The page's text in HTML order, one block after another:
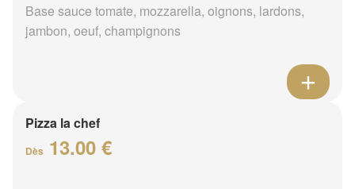
Base sauce tomate, mozzarella, oignons, lardons,
jambon, oeuf, champignons
Pizza la chef
Dès 13.00 €